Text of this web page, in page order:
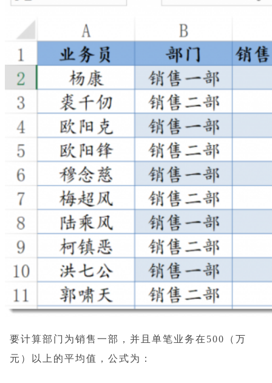
要计算部门为销售一部，并且单笔业务在500（万
元）以上的平均值，公式为：